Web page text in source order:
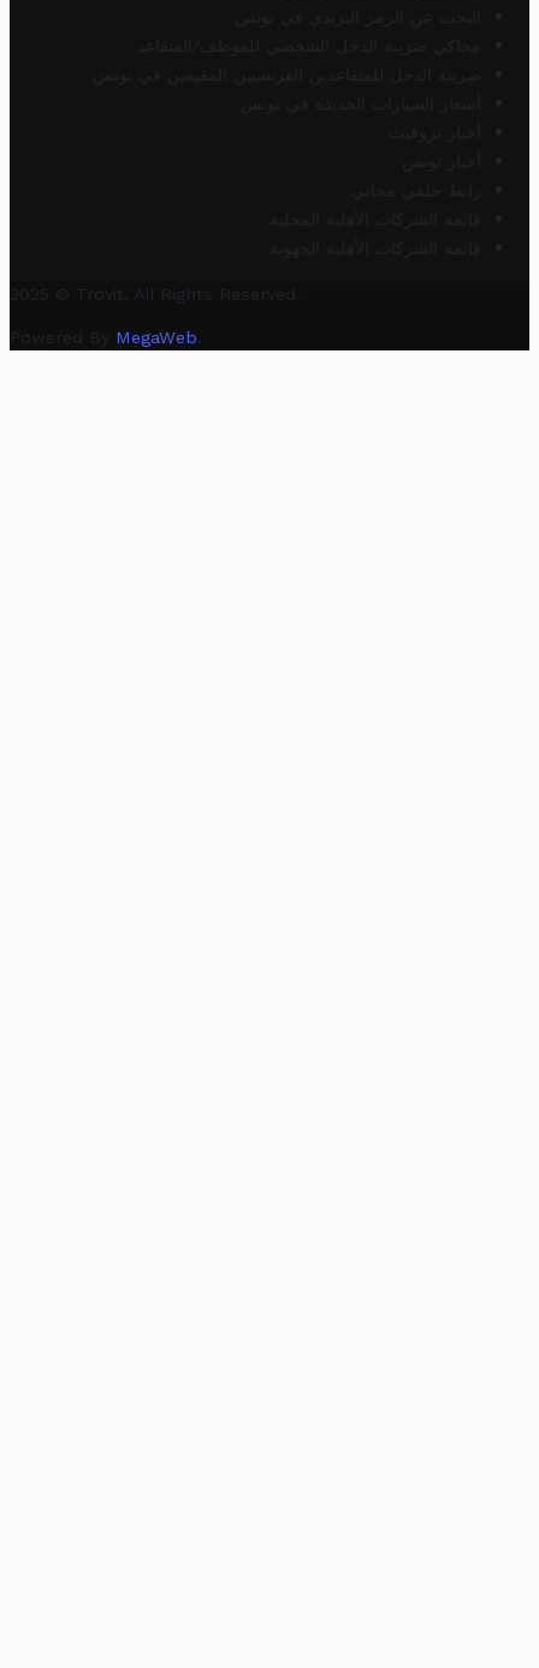
البحث عن الرمز البريدي في تونس
محاكي ضريبة الدخل الشخصي للموظف/المتقاعد
ضريبة الدخل للمتقاعدين الفرنسيين المقيمين في تونس
أسعار السيارات الجديدة في تونس
أخبار تروفيت
أخبار تونس
رابط خلفي مجاني
قائمة الشركات الأهلية المحلية
قائمة الشركات الأهلية الجهوية
2025 © Trovit. All Rights Reserved.
Powered By MegaWeb